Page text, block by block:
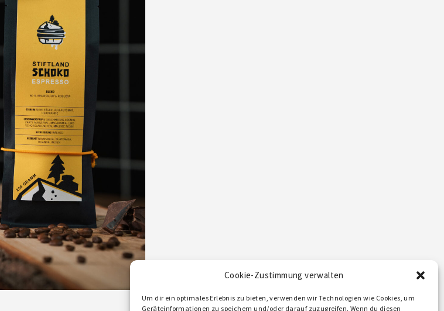
Cookie-Zustimmung verwalten
Um dir ein optimales Erlebnis zu bieten, verwenden wir Technologien wie Cookies, um
Geräteinformationen zu speichern und/oder darauf zuzugreifen. Wenn du diesen